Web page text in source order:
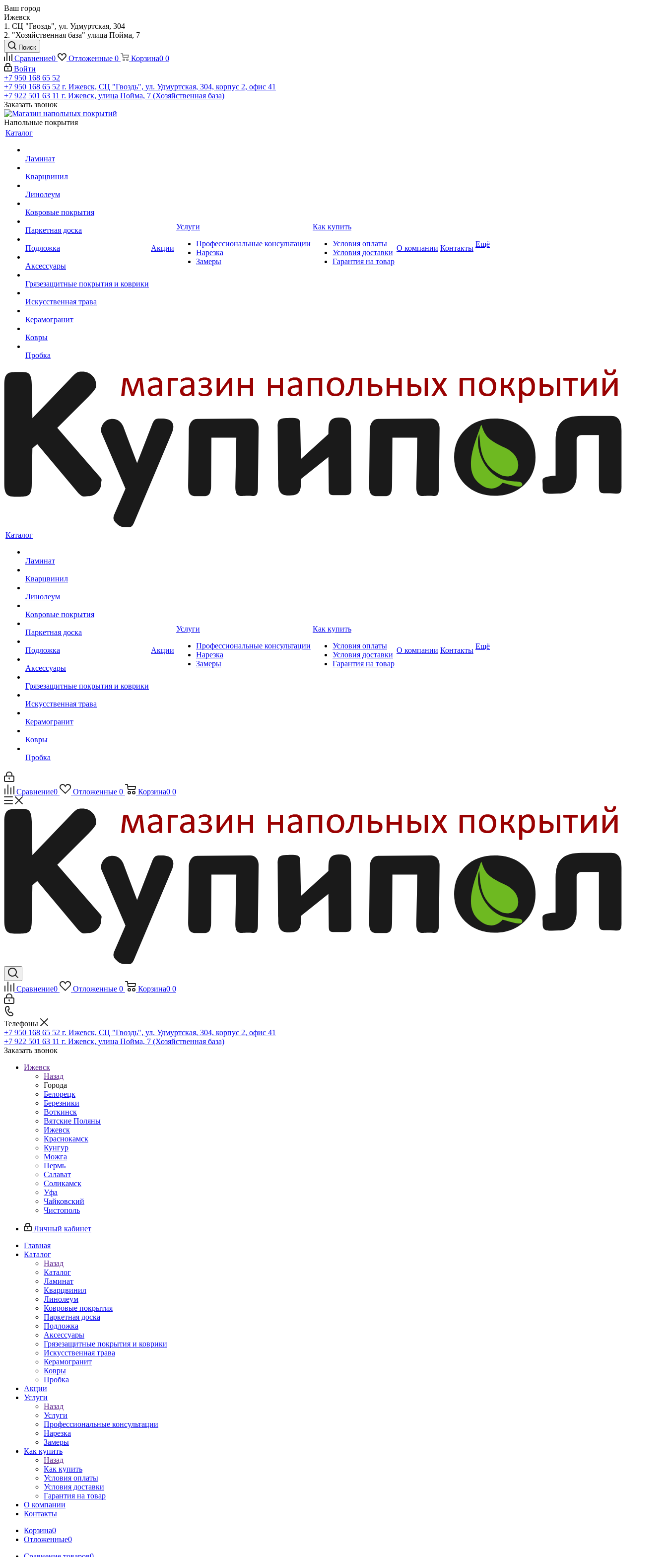
Ваш город
Ижевск
1. СЦ "Гвоздь", ул. Удмуртская, 304
2. "Хозяйственная база" улица Пойма, 7
Поиск
Сравнение0 Отложенные 0 Корзина0 0
Войти
+7 950 168 65 52
+7 950 168 65 52 г. Ижевск, СЦ "Гвоздь", ул. Удмуртская, 304, корпус 2, офис 41
+7 922 501 63 11 г. Ижевск, улица Пойма, 7 (Хозяйственная база)
Заказать звонок
Напольные покрытия
Каталог
Ламинат
Кварцвинил
Линолеум
Ковровые покрытия
Паркетная доска
Подложка
Аксессуары
Грязезащитные покрытия и коврики
Искусственная трава
Керамогранит
Ковры
Пробка
Акции
Услуги
Профессиональные консультации
Нарезка
Замеры
Как купить
Условия оплаты
Условия доставки
Гарантия на товар
О компании Контакты Ещё
Каталог
Ламинат
Кварцвинил
Линолеум
Ковровые покрытия
Паркетная доска
Подложка
Аксессуары
Грязезащитные покрытия и коврики
Искусственная трава
Керамогранит
Ковры
Пробка
Акции
Услуги
Профессиональные консультации
Нарезка
Замеры
Как купить
Условия оплаты
Условия доставки
Гарантия на товар
О компании Контакты Ещё
Сравнение0 Отложенные 0 Корзина0 0
Сравнение0 Отложенные 0 Корзина0 0
Телефоны
+7 950 168 65 52 г. Ижевск, СЦ "Гвоздь", ул. Удмуртская, 304, корпус 2, офис 41
+7 922 501 63 11 г. Ижевск, улица Пойма, 7 (Хозяйственная база)
Заказать звонок
Ижевск
Назад
Города
Белорецк
Березники
Воткинск
Вятские Поляны
Ижевск
Краснокамск
Кунгур
Можга
Пермь
Салават
Соликамск
Уфа
Чайковский
Чистополь
Личный кабинет
Главная
Каталог
Назад
Каталог
Ламинат
Кварцвинил
Линолеум
Ковровые покрытия
Паркетная доска
Подложка
Аксессуары
Грязезащитные покрытия и коврики
Искусственная трава
Керамогранит
Ковры
Пробка
Акции
Услуги
Назад
Услуги
Профессиональные консультации
Нарезка
Замеры
Как купить
Назад
Как купить
Условия оплаты
Условия доставки
Гарантия на товар
О компании
Контакты
Корзина0
Отложенные0